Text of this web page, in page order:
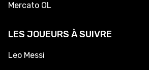
Mercato OL
LES JOUEURS À SUIVRE
Leo Messi